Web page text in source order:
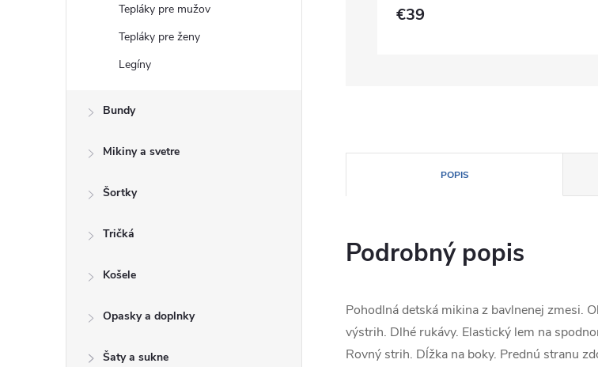
Tepláky pre mužov
Tepláky pre ženy
Legíny
Bundy
Mikiny a svetre
Šortky
Tričká
Košele
Opasky a doplnky
Šaty a sukne
€39
POPIS
Podrobný popis
Pohodlná detská mikina z bavlnenej zmesi.
výstrih. Dlhé rukávy. Elastický lem na
Rovný strih. Dĺžka na boky. Prednú stranu